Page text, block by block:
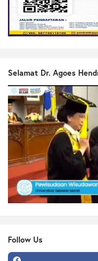
Selamat Dr. Agoes
Follow Us